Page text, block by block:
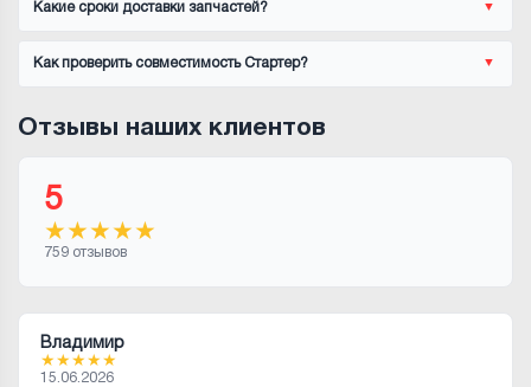
Какие сроки доставки запчастей?
Как проверить совместимость Стартер?
Отзывы наших клиентов
5
★★★★★
759 отзывов
Владимир
★★★★★
15.06.2026